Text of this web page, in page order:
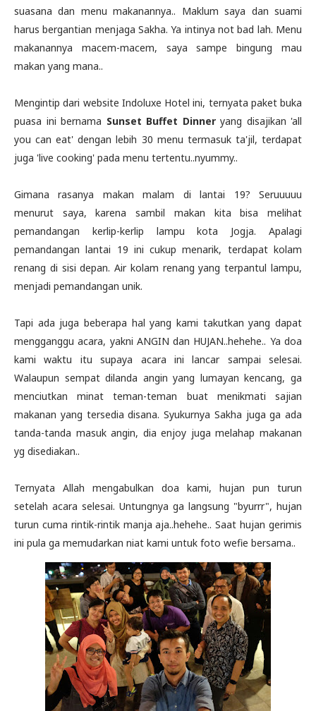
suasana dan menu makanannya.. Maklum saya dan suami
harus bergantian menjaga Sakha. Ya intinya not bad lah. Menu
makanannya macem-macem, saya sampe bingung mau
makan yang mana..
Mengintip dari website Indoluxe Hotel ini, ternyata paket buka
puasa ini bernama Sunset Buffet Dinneryang disajikan 'all
you can eat' dengan lebih 30 menu termasuk ta'jil, terdapat
juga 'live cooking' pada menu tertentu..nyummy..
Gimana rasanya makan malam di lantai 19? Seruuuuu
menurut saya, karena sambil makan kita bisa melihat
pemandangan kerlip-kerlip lampu kota Jogja. Apalagi
pemandangan lantai 19 ini cukup menarik, terdapat kolam
renang di sisi depan. Air kolam renang yang terpantul lampu,
menjadi pemandangan unik.
Tapi ada juga beberapa hal yang kami takutkan yang dapat
mengganggu acara, yakni ANGIN dan HUJAN..hehehe.. Ya doa
kami waktu itu supaya acara ini lancar sampai selesai.
Walaupun sempat dilanda angin yang lumayan kencang, ga
menciutkan minat teman-teman buat menikmati sajian
makanan yang tersedia disana. Syukurnya Sakha juga ga ada
tanda-tanda masuk angin, dia enjoy juga melahap makanan
yg disediakan..
Ternyata Allah mengabulkan doa kami, hujan pun turun
setelah acara selesai. Untungnya ga langsung "byurrr", hujan
turun cuma rintik-rintik manja aja..hehehe.. Saat hujan gerimis
ini pula ga memudarkan niat kami untuk foto wefie bersama..